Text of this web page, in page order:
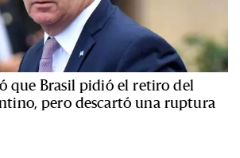
que Brasil pidió el retiro del
pero descartó una ruptura